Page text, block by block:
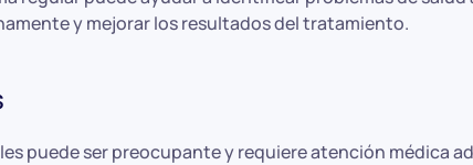
y mejorar los resultados del tratamiento.
puede ser preocupante y requiere atención médica